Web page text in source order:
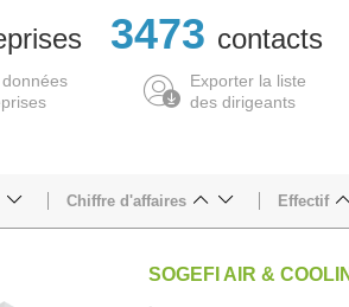
3473 contacts
Exporter la liste
des dirigeants
Chiffre d'affaires Effectif
SOGEFI AIR &